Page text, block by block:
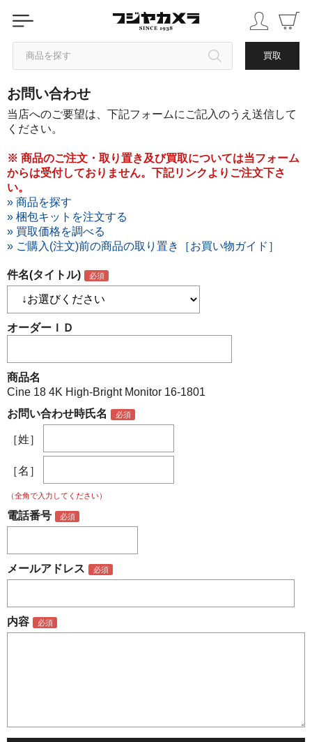
商品を探す 買取
カテゴリから探す
ブランドから探す
中古品を探す
お問い合わせ
当店へのご要望は、下記フォームにご記入のうえ送信して
ください。
※ 商品のご注文・取り置き及び買取については当フォーム
からは受付しておりません。下記リンクよりご注文下さ
い。
» 商品を探す
» 梱包キットを注文する
» 買取価格を調べる
» ご購入(注文)前の商品の取り置き［お買い物ガイド］
件名(タイトル)
オーダーＩＤ
商品名
Cine 18 4K High-Bright Monitor 16-1801
お問い合わせ時氏名
［姓］
［名］
（全角で入力してください）
電話番号
メールアドレス
内容